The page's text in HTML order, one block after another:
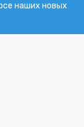
наших новых